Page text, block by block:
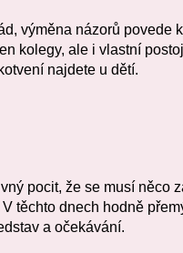
výměna názorů povede
kolegy, ale i vlastní
najdete u dětí.
pocit, že se musí něco
těchto dnech hodně
a očekávání.